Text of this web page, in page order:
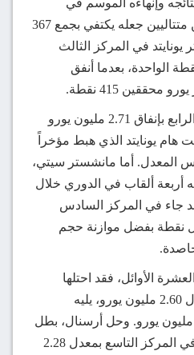
المركز السابع عشر لعامين متتاليين جعله يكتفي بجمع 367
في المركز الثالث
للنقطة الواحدة، بعدما أنفق
وجاء بورنموث في المركز الرابع بإنفاق 2.71 مليون يورو
يونايتد الذي هبط مؤخراً
المعدل. أما مانشستر سيتي،
أربعة ألقاب في الدوري خلال
568 نقطة، فقد جاء في المركز السادس
لكل نقطة بفضل موازنة حجم
الأوائل، فقد احتلها
نيوكاسل يونايتد سابعاً بمعدل 2.60 مليون يورو، يليه
وولفرهامبتون ثامناً بـ 2.53 مليون يورو. وحل أرسنال، بطل
الدوري الإنجليزي الممتاز، في المركز التاسع بمعدل 2.28